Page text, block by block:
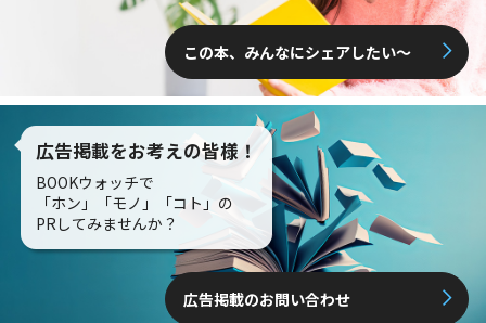
この本、みんなにシェアしたい〜
広告掲載をお考えの皆様！
BOOKウォッチで
「ホン」「モノ」「コト」の
PRしてみませんか？
広告掲載のお問い合わせ